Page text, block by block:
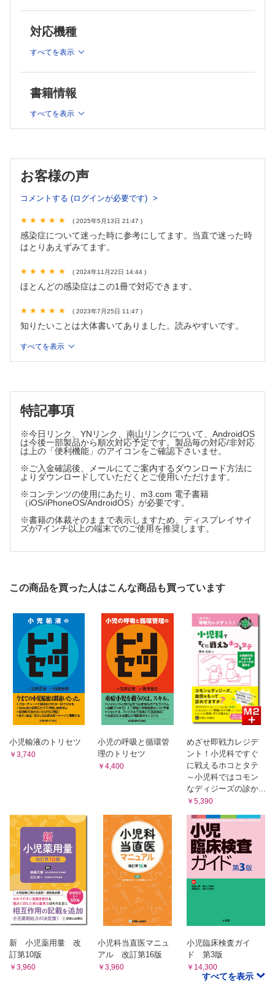
1．細菌性髄膜炎
3．真菌性髄膜炎
4．急性脳炎・脳症・HSV脳炎
6．脳膿瘍/硬膜下膿瘍/血栓性静脈炎
7．急性小脳失調/小脳炎
03 上気道・頭頸部感染症
1．急性咽頭炎
3．クループ
4．急性喉頭蓋炎
5．伝染性単核球症
8．外耳道炎
9．頸部リンパ節炎
10．深頸部感染症/膿瘍
1．細気管支炎
2．気管支炎
6．壊死性肺炎・肺膿瘍
8．結核
05 尿路感染症・外陰部感染症
1．腎盂腎炎
2．膀胱炎
3．尿道炎
5．精巣上体炎
1．感染性心内膜炎
4．縦隔炎
07 消化管感染症
1．消化器症状のある小児のマネジメント
2．抗菌薬関連下痢症
3．Clostridiodes difficile infection
08 腹腔内感染症
1．急性虫垂炎
2．腹膜炎
3．腹腔内膿瘍
4．肝膿瘍
5．腎膿瘍
09 発熱性発疹症の診かた・皮膚軟部組織感染症
1．発熱性発疹症
2．トキシックショック症候群
3．伝染性膿痂疹（とびひ）
4．ブドウ球菌性熱傷様皮膚症候群
5．蜂窩織炎・皮下膿瘍
6．猩紅熱
7．多形紅斑
10 骨・関節感染症
1．急性血行性骨髄炎
2．化膿性関節炎
対応機種
すべてを表示
書籍情報
すべてを表示
お客様の声
コメントする (ログインが必要です)
( 2025年5月13日 21:47 )
感染症について迷った時に参考にしてます。当直で迷った時
はとりあえずみてます。
( 2024年11月22日 14:44 )
ほとんどの感染症はこの1冊で対応できます。
( 2023年7月25日 11:47 )
知りたいことは大体書いてありました。読みやすいです。
すべてを表示
特記事項
※今日リンク、YNリンク、南山リンクについて、AndroidOS
は今後一部製品から順次対応予定です。製品毎の対応/非対応
は上の「便利機能」のアイコンをご確認下さいませ。
※ご入金確認後、メールにてご案内するダウンロード方法に
よりダウンロードしていただくとご使用いただけます。
※コンテンツの使用にあたり、m3.com 電子書籍
（iOS/iPhoneOS/AndroidOS）が必要です。
※書籍の体裁そのままで表示しますため、ディスプレイサイ
ズが7インチ以上の端末でのご使用を推奨します。
この商品を買った人はこんな商品も買っています
小児輸液のトリセツ
￥3,740
小児の呼吸と循環管
理のトリセツ
￥4,400
めざせ即戦力レジデ
ント！小児科ですぐ
に戦えるホコとタテ
～小児科ではコモン
なディジーズの診か...
￥5,390
新 小児薬用量 改
訂第10版
￥3,960
小児科当直医マニュ
アル 改訂第16版
￥3,960
小児臨床検査ガイ
ド 第3版
￥14,300
すべてを表示